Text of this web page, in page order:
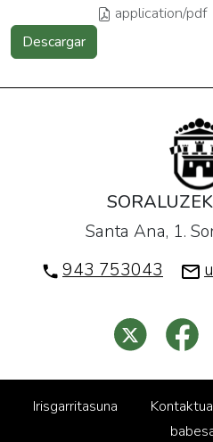
application/pdf
Descargar
Santa Ana, 1.
943 753043
Irisgarritasuna Kontaktua